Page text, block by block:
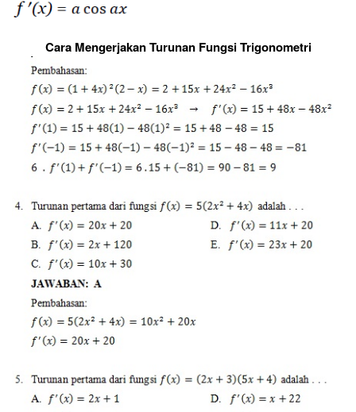
Cara Mengerjakan Turunan Fungsi Trigonometri